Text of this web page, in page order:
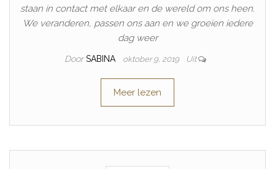
staan in contact met elkaar en de wereld om ons heen.
We veranderen, passen ons aan en we groeien iedere
dag weer
Door SABINA oktober 9, 2019 Uit
Meer lezen